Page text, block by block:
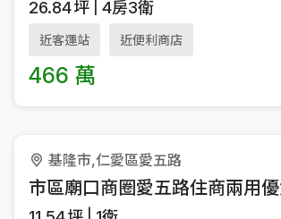
26.84坪 4房3衛
近客運站 近便利商店
466 萬
基隆市,仁愛區愛五路
市區廟口商圈愛五路住商兩用